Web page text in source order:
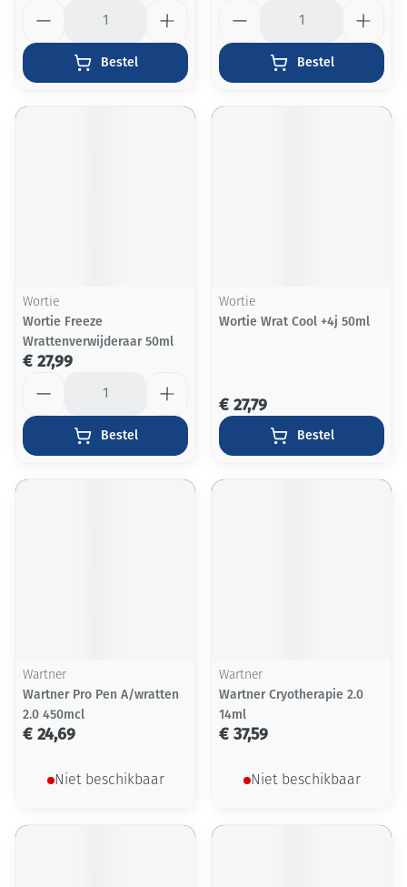
Bestel Bestel
Wortie
Wortie Freeze
Wrattenverwijderaar 50ml
€ 27,99
Bestel
Wortie
Wortie Wrat Cool +4j 50ml
€ 27,79
Bestel
Wartner
Wartner Pro Pen A/wratten
2.0 450mcl
€ 24,69
Niet beschikbaar
Wartner
Wartner Cryotherapie 2.0
14ml
€ 37,59
Niet beschikbaar